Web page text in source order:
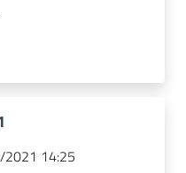
14:25